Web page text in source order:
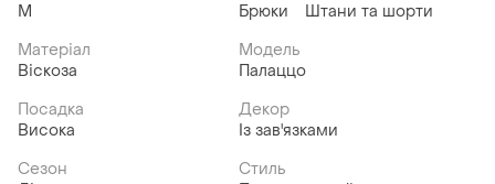
M
Брюки
Штани та шорти
Матеріал
Віскоза
Модель
Палаццо
Посадка
Висока
Декор
Із зав'язками
Сезон
Стиль